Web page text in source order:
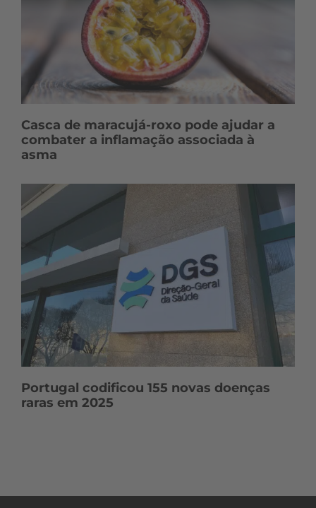
Casca de maracujá-roxo pode ajudar a
combater a inflamação associada à
asma
Portugal codificou 155 novas doenças
raras em 2025